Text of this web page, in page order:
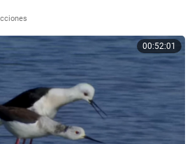
00:52:01